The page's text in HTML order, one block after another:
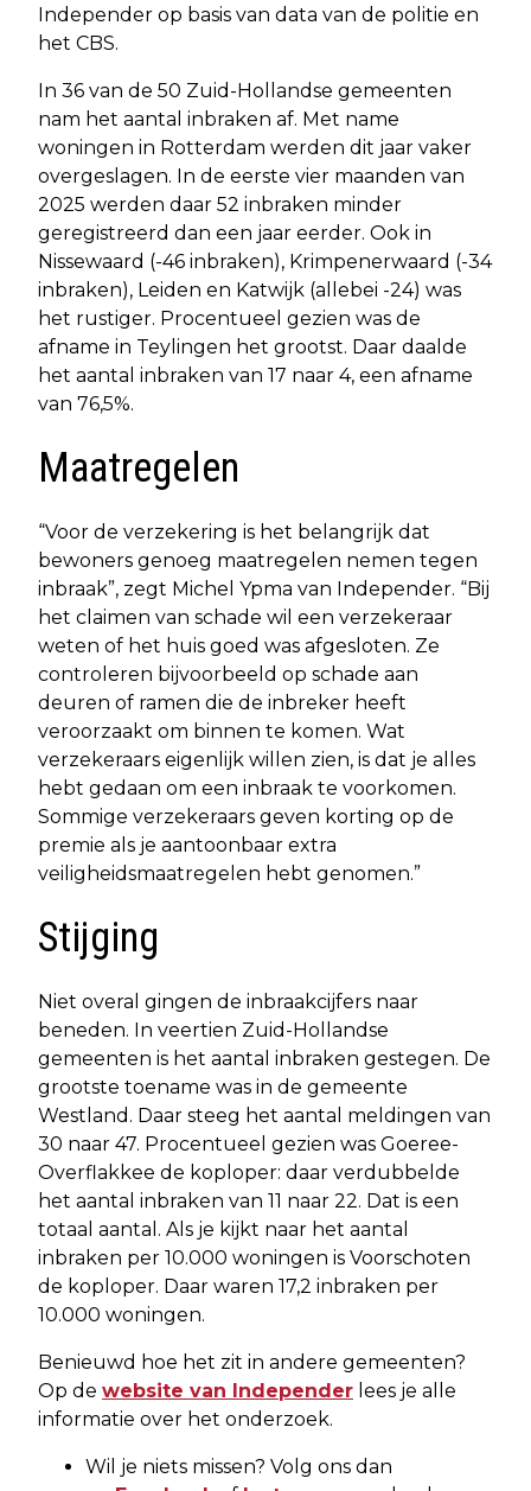
Independer op basis van data van de politie en
het CBS.
In 36 van de 50 Zuid-Hollandse gemeenten
nam het aantal inbraken af. Met name
woningen in Rotterdam werden dit jaar vaker
overgeslagen. In de eerste vier maanden van
2025 werden daar 52 inbraken minder
geregistreerd dan een jaar eerder. Ook in
Nissewaard (-46 inbraken), Krimpenerwaard (-34
inbraken), Leiden en Katwijk (allebei -24) was
het rustiger. Procentueel gezien was de
afname in Teylingen het grootst. Daar daalde
het aantal inbraken van 17 naar 4, een afname
van 76,5%.
Maatregelen
“Voor de verzekering is het belangrijk dat
bewoners genoeg maatregelen nemen tegen
inbraak”, zegt Michel Ypma van Independer. “Bij
het claimen van schade wil een verzekeraar
weten of het huis goed was afgesloten. Ze
controleren bijvoorbeeld op schade aan
deuren of ramen die de inbreker heeft
veroorzaakt om binnen te komen. Wat
verzekeraars eigenlijk willen zien, is dat je alles
hebt gedaan om een inbraak te voorkomen.
Sommige verzekeraars geven korting op de
premie als je aantoonbaar extra
veiligheidsmaatregelen hebt genomen.”
Stijging
Niet overal gingen de inbraakcijfers naar
beneden. In veertien Zuid-Hollandse
gemeenten is het aantal inbraken gestegen. De
grootste toename was in de gemeente
Westland. Daar steeg het aantal meldingen van
30 naar 47. Procentueel gezien was Goeree-
Overflakkee de koploper: daar verdubbelde
het aantal inbraken van 11 naar 22. Dat is een
totaal aantal. Als je kijkt naar het aantal
inbraken per 10.000 woningen is Voorschoten
de koploper. Daar waren 17,2 inbraken per
10.000 woningen.
Benieuwd hoe het zit in andere gemeenten?
Op de website van Independer lees je alle
informatie over het onderzoek.
Wil je niets missen? Volg ons dan